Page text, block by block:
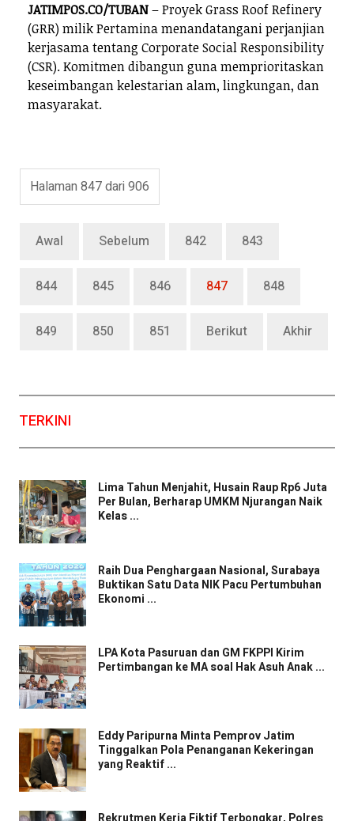
JATIMPOS.CO/TUBAN– Proyek Grass Roof Refinery
(GRR) milik Pertamina menandatangani perjanjian
kerjasama tentang Corporate Social Responsibility
(CSR). Komitmen dibangun guna memprioritaskan
keseimbangan kelestarian alam, lingkungan, dan
masyarakat.
Halaman 847 dari 906
Awal Sebelum 842 843
844 845 846 847 848
849 850 851 Berikut Akhir
TERKINI
Lima Tahun Menjahit, Husain Raup Rp6 Juta
Per Bulan, Berharap UMKM Njurangan Naik
Kelas ...
Raih Dua Penghargaan Nasional, Surabaya
Buktikan Satu Data NIK Pacu Pertumbuhan
Ekonomi ...
LPA Kota Pasuruan dan GM FKPPI Kirim
Pertimbangan ke MA soal Hak Asuh Anak ...
Eddy Paripurna Minta Pemprov Jatim
Tinggalkan Pola Penanganan Kekeringan
yang Reaktif ...